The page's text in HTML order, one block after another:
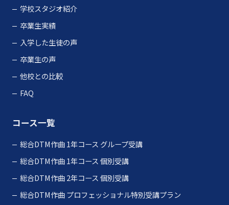
学校スタジオ紹介
卒業生実績
入学した生徒の声
卒業生の声
他校との比較
FAQ
コース一覧
総合DTM作曲 1年コース グループ受講
総合DTM作曲 1年コース 個別受講
総合DTM作曲 2年コース 個別受講
総合DTM作曲 プロフェッショナル特別受講プラン